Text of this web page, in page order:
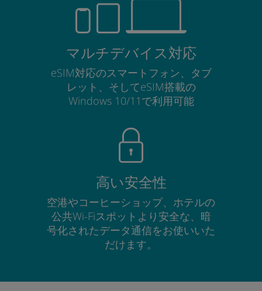
マルチデバイス対応
eSIM対応のスマートフォン、タブ
レット、そしてeSIM搭載の
Windows 10/11で利用可能
高い安全性
空港やコーヒーショップ、ホテルの
公共Wi-Fiスポットより安全な、暗
号化されたデータ通信をお使いいた
だけます。